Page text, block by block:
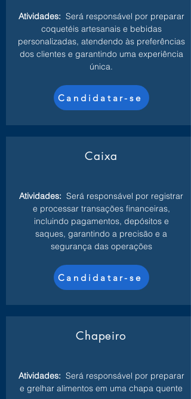
Atividades: Será responsável por preparar
coquetéis artesanais e bebidas
personalizadas, atendendo às preferências
dos clientes e garantindo uma experiência
única.
Candidatar-se
Caixa
Atividades: Será responsável por registrar
e processar transações financeiras,
incluindo pagamentos, depósitos e
saques, garantindo a precisão e a
segurança das operações
Candidatar-se
Chapeiro
Atividades: Será responsável por preparar
e grelhar alimentos em uma chapa quente